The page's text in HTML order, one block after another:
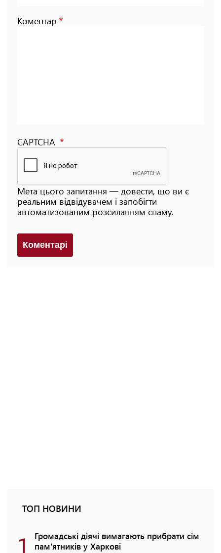
Коментар
CAPTCHA
Мета цього запитання — довести, що ви є
реальним відвідувачем і запобігти
автоматизованим розсиланням спаму.
Коментарi
ТОП НОВИНИ
1
Громадські діячі вимагають прибрати сім
пам'ятників у Харкові